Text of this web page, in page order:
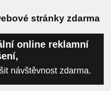
stránky zdarma
online reklamní
návštěvnost zdarma.